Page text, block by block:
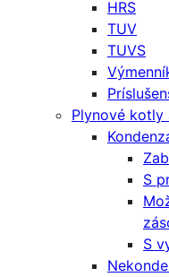
HRS
TUV
TUVS
Plynové kotly
S
S